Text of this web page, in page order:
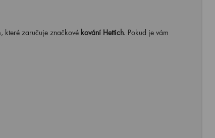
které zaručuje značkové kování Hettich. Pokud je vám